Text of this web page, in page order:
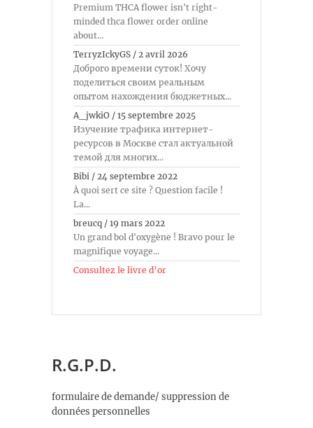
Premium THCA flower isn't right-
minded thca flower order online
about...
TerryzIckyGS / 2 avril 2026
Доброго времени суток! Хочу
поделиться своим реальным
опытом нахождения бюджетных...
A_jwkiO / 15 septembre 2025
Изучение трафика интернет-
ресурсов в Москве стал актуальной
темой для многих...
Bibi / 24 septembre 2022
À quoi sert ce site ? Question facile !
La...
breucq / 19 mars 2022
Un grand bol d'oxygène ! Bravo pour le
magnifique voyage...
Consultez le livre d’or
R.G.P.D.
formulaire de demande/ suppression de
données personnelles